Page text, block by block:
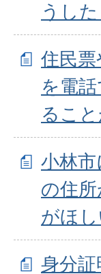
うし
住民
を電
ること
小林
の住
がほし
身分証